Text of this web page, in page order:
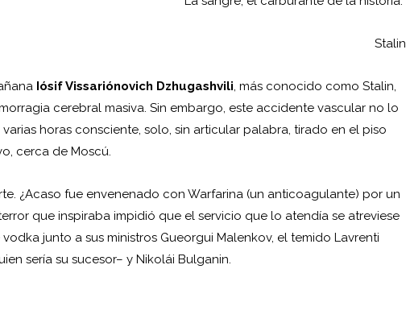
Stalin
Iósif Vissariónovich Dzhugashvili, más conocido como Stalin,
cerebral masiva. Sin embargo, este accidente vascular no lo
horas consciente, solo, sin articular palabra, tirado en el piso
cerca de Moscú.
¿Acaso fue envenenado con Warfarina (un anticoagulante) por un
que inspiraba impidió que el servicio que lo atendía se atreviese
junto a sus ministros Gueorgui Malenkov, el temido Lavrenti
sería su sucesor– y Nikolái Bulganin.